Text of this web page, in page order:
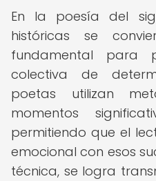
En la poesía del
históricas se
fundamental para
colectiva de
poetas utilizan
momentos
permitiendo que el
emocional con esos
técnica, se logra